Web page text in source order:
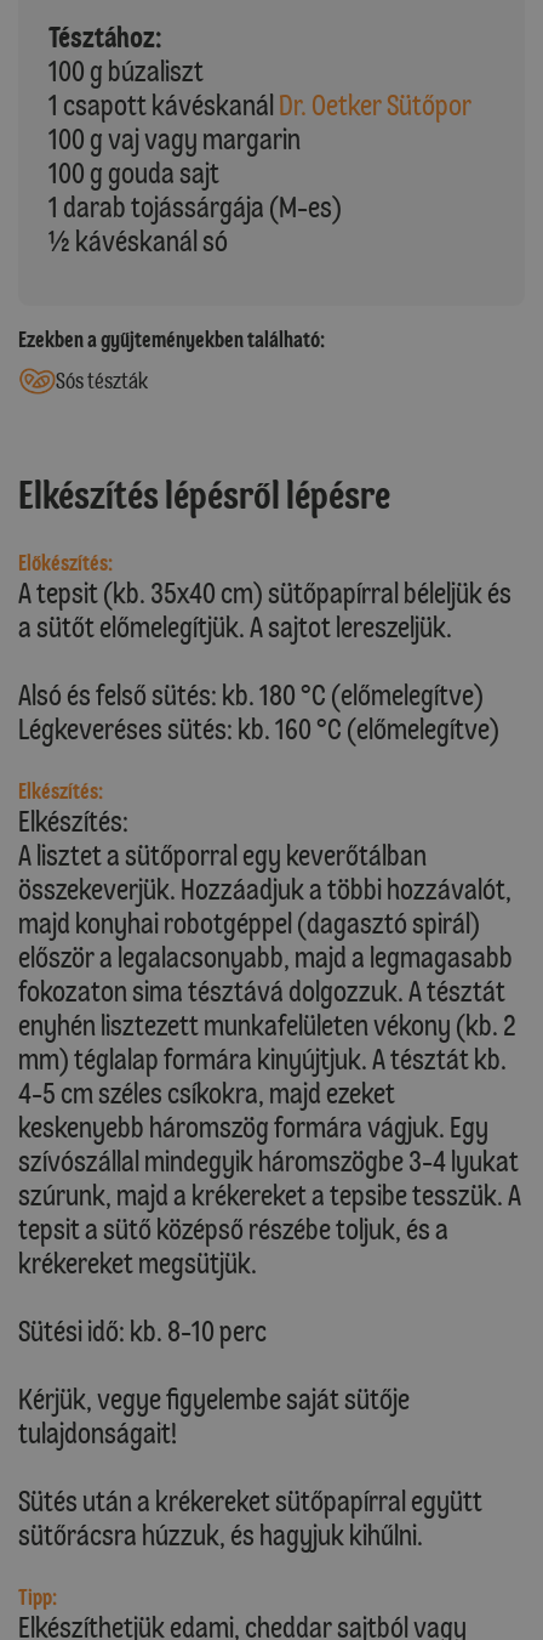
Tésztához:
100 g búzaliszt
1 csapott kávéskanálDr. Oetker Sütőpor
100 g vaj vagy margarin
100 g gouda sajt
1 darab tojássárgája (M-es)
½ kávéskanál só
Ezekben a gyűjteményekben található:
Sós tészták
Elkészítés lépésről lépésre
Előkészítés:
A tepsit (kb. 35x40 cm) sütőpapírral béleljük és
a sütőt előmelegítjük. A sajtot lereszeljük.
Alsó és felső sütés: kb. 180 °C (előmelegítve)
Légkeveréses sütés: kb. 160 °C (előmelegítve)
Elkészítés:
Elkészítés:
A lisztet a sütőporral egy keverőtálban
összekeverjük. Hozzáadjuk a többi hozzávalót,
majd konyhai robotgéppel (dagasztó spirál)
először a legalacsonyabb, majd a legmagasabb
fokozaton sima tésztává dolgozzuk. A tésztát
enyhén lisztezett munkafelületen vékony (kb. 2
mm) téglalap formára kinyújtjuk. A tésztát kb.
4-5 cm széles csíkokra, majd ezeket
keskenyebb háromszög formára vágjuk. Egy
szívószállal mindegyik háromszögbe 3-4 lyukat
szúrunk, majd a krékereket a tepsibe tesszük. A
tepsit a sütő középső részébe toljuk, és a
krékereket megsütjük.
Sütési idő: kb. 8-10 perc
Kérjük, vegye figyelembe saját sütője
tulajdonságait!
Sütés után a krékereket sütőpapírral együtt
sütőrácsra húzzuk, és hagyjuk kihűlni.
Tipp:
Elkészíthetjük edami, cheddar sajtból vagy